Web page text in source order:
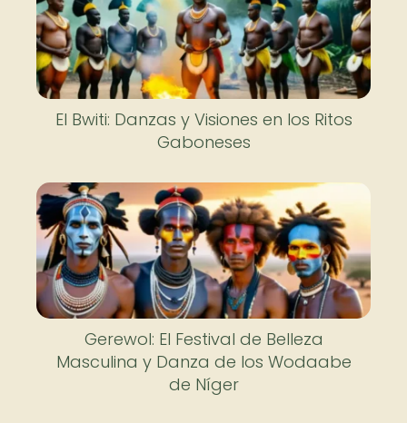
El Bwiti: Danzas y Visiones en los Ritos
Gaboneses
Gerewol: El Festival de Belleza
Masculina y Danza de los Wodaabe
de Níger